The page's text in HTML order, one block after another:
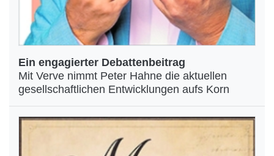
Ein engagierter Debattenbeitrag
Mit Verve nimmt Peter Hahne die aktuellen
gesellschaftlichen Entwicklungen aufs Korn